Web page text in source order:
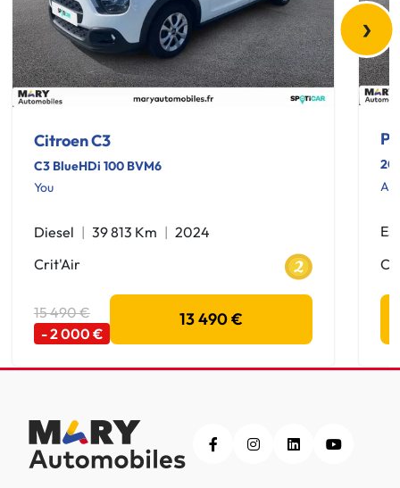
Citroen C3
C3 BlueHDi 100 BVM6
You
Diesel 39 813 Km
2024
Crit'Air
15 490 €
- 2 000 €
13 490 €
›